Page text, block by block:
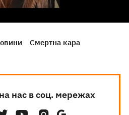
Смертна кара
нас в соц. мережах